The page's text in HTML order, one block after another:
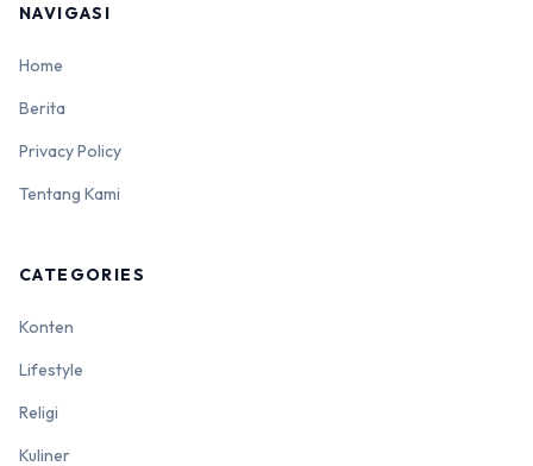
NAVIGASI
Home
Berita
Privacy Policy
Tentang Kami
CATEGORIES
Konten
Lifestyle
Religi
Kuliner